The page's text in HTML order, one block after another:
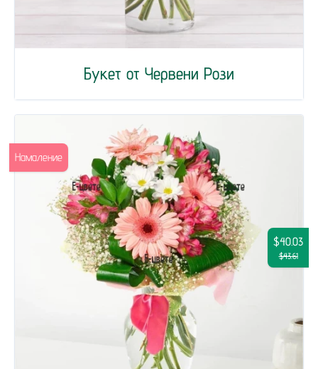
Букет от Червени Рози
$40.03
$43.61
Намаление